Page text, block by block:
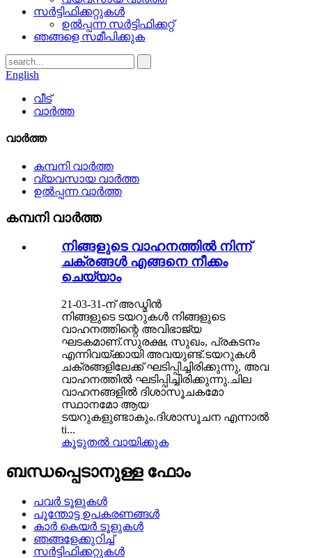
സർട്ടിഫിക്കറ്റുകൾ
ഉൽപ്പന്ന സർട്ടിഫിക്കറ്റ്
ഞങ്ങളെ സമീപിക്കുക
English
വീട്
വാർത്ത
വാർത്ത
കമ്പനി വാർത്ത
വ്യവസായ വാർത്ത
ഉൽപ്പന്ന വാർത്ത
കമ്പനി വാർത്ത
നിങ്ങളുടെ വാഹനത്തിൽ നിന്ന്
ചക്രങ്ങൾ എങ്ങനെ നീക്കം
ചെയ്യാം
21-03-31-ന് അഡ്മിൻ
നിങ്ങളുടെ ടയറുകൾ നിങ്ങളുടെ
വാഹനത്തിന്റെ അവിഭാജ്യ
ഘടകമാണ്.സുരക്ഷ, സുഖം, പ്രകടനം
എന്നിവയ്ക്കായി അവയുണ്ട്.ടയറുകൾ
ചക്രങ്ങളിലേക്ക് ഘടിപ്പിച്ചിരിക്കുന്നു, അവ
വാഹനത്തിൽ ഘടിപ്പിച്ചിരിക്കുന്നു.ചില
വാഹനങ്ങളിൽ ദിശാസൂചകമോ
സ്ഥാനമോ ആയ
ടയറുകളുണ്ടാകും.ദിശാസൂചന എന്നാൽ
ti...
കൂടുതൽ വായിക്കുക
ബന്ധപ്പെടാനുള്ള ഫോം
പവർ ടൂളുകൾ
പൂന്തോട്ട ഉപകരണങ്ങൾ
കാർ കെയർ ടൂളുകൾ
ഞങ്ങളേക്കുറിച്ച്
സർട്ടിഫിക്കറ്റുകൾ